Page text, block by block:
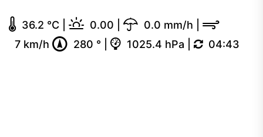
36.2 °C 0.00 0.0 mm/h
7 km/h
280 ° 1025.4 hPa 04:43